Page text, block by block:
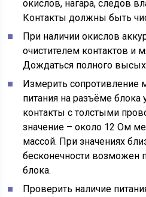
окислов, нагара, следов
Контакты должны быть
При наличии окислов
очистителем контактов и
Дождаться полного
Измерить сопротивление
питания на разъёме блока
контакты с толстыми
значение – около 12 Ом
массой. При значениях
бесконечности возможен
блока.
Проверить наличие